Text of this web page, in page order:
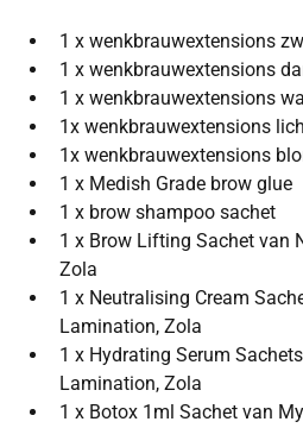
1 x wenkbrauwextensions
1 x wenkbrauwextensions
1 x wenkbrauwextensions
1x wenkbrauwextensions
1x wenkbrauwextensions
1 x Medish Grade brow glue
1 x brow shampoo sachet
1 x Brow Lifting Sachet van
Zola
1 x Neutralising Cream
Lamination, Zola
1 x Hydrating Serum
Lamination, Zola
1 x Botox 1ml Sachet van